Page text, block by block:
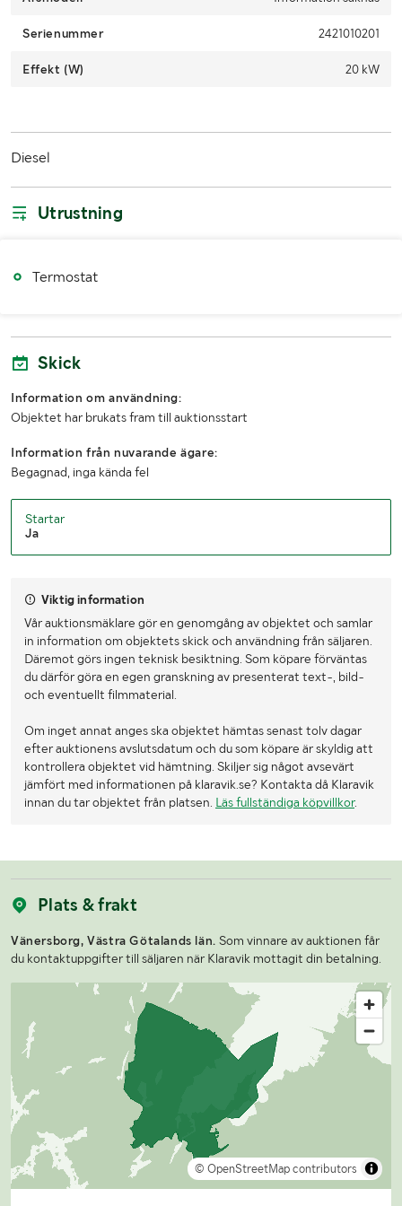
Serienummer 2421010201
Effekt (W) 20 kW
Diesel
Utrustning
Termostat
Skick
Information om användning:
Objektet har brukats fram till auktionsstart
Information från nuvarande ägare:
Begagnad, inga kända fel
Startar
Ja
Viktig information
Vår auktionsmäklare gör en genomgång av objektet och samlar
in information om objektets skick och användning från säljaren.
Däremot görs ingen teknisk besiktning. Som köpare förväntas
du därför göra en egen granskning av presenterat text-, bild-
och eventuellt filmmaterial.
Om inget annat anges ska objektet hämtas senast tolv dagar
efter auktionens avslutsdatum och du som köpare är skyldig att
kontrollera objektet vid hämtning. Skiljer sig något avsevärt
jämfört med informationen på klaravik.se? Kontakta då Klaravik
innan du tar objektet från platsen. Läs fullständiga köpvillkor.
Plats & frakt
Vänersborg, Västra Götalands län. Som vinnare av auktionen får
du kontaktuppgifter till säljaren när Klaravik mottagit din betalning.
© OpenStreetMap contributors